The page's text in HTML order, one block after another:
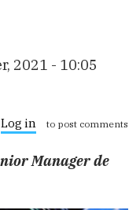
2021 - 10:05
Log in to post comments
Manager de